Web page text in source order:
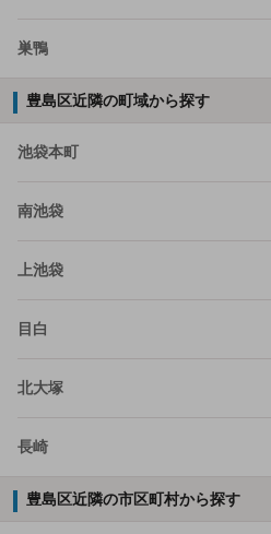
巣鴨
豊島区近隣の町域から探す
池袋本町
南池袋
上池袋
目白
北大塚
長崎
豊島区近隣の市区町村から探す